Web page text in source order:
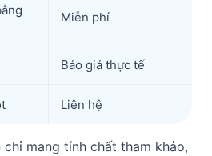
Miễn phí
Báo giá thực tế
Liên hệ
chỉ mang tính chất tham khảo,